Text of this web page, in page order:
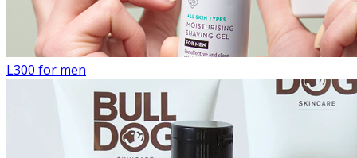
L300 for men